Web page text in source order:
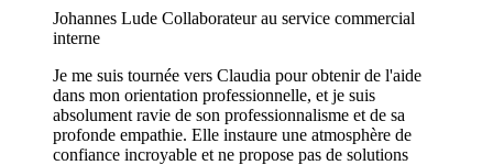
Johannes Lude Collaborateur au service commercial
interne
​Je me suis tournée vers Claudia pour obtenir de l'aide
dans mon orientation professionnelle, et je suis
absolument ravie de son professionnalisme et de sa
profonde empathie. Elle instaure une atmosphère de
confiance incroyable et ne propose pas de solutions